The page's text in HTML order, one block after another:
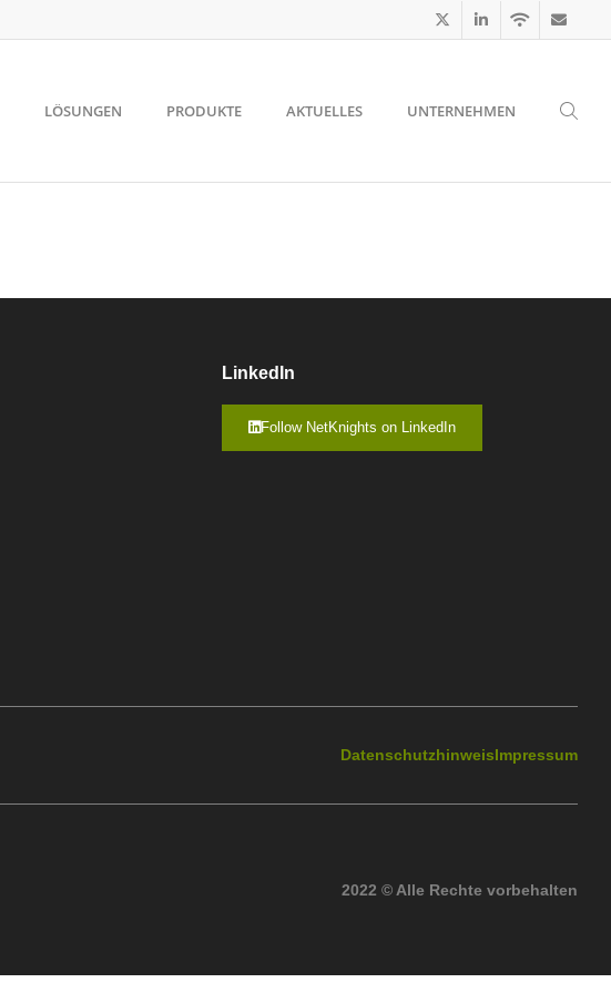
LÖSUNGEN PRODUKTE AKTUELLES UNTERNEHMEN
LinkedIn
Follow NetKnights on LinkedIn
DatenschutzhinweisImpressum
2022 © Alle Rechte vorbehalten